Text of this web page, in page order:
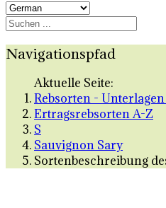
Navigationspfad
Aktuelle Seite:
Rebsorten -
Ertragsrebsorten A-Z
S
Sauvignon Sary
Sortenbeschreibung